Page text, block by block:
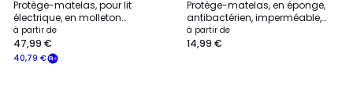
Protège-matelas, pour lit
électrique, en molleton
absorbant, hauteur maxi 20 cm
à partir de
40,79 €
47,99 €
/ 5
Protège-matelas, en éponge,
antibactérien, imperméable,
hauteur maxi 25 cm
à partir de
14,99 €
/ 5